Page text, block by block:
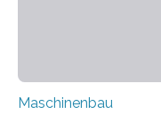
Maschinenbau